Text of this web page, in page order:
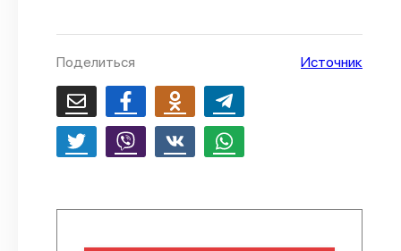
Поделиться Источник